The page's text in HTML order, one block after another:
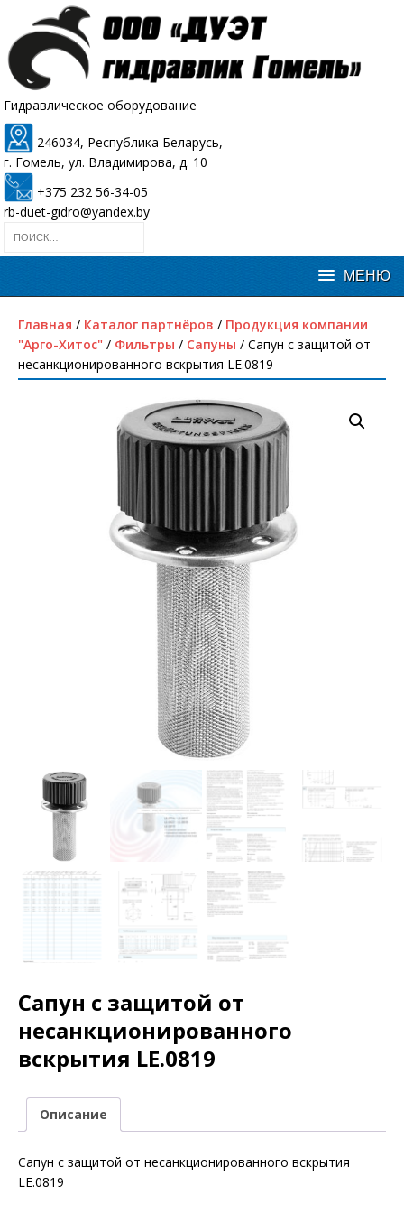
Гидравлическое оборудование
246034, Республика Беларусь,
г. Гомель, ул. Владимирова, д. 10
+375 232 56-34-05
rb-duet-gidro@yandex.by
Главная / Каталог партнёров / Продукция компании
"Арго-Хитос" / Фильтры / Сапуны / Сапун с защитой от
несанкционированного вскрытия LE.0819
Сапун с защитой от
несанкционированного
вскрытия LE.0819
Описание
Сапун с защитой от несанкционированного вскрытия
LE.0819